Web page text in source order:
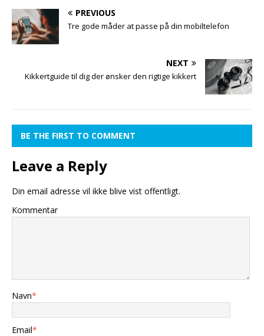
PREVIOUS
Tre gode måder at passe på din mobiltelefon
NEXT
Kikkertguide til dig der ønsker den rigtige kikkert
BE THE FIRST TO COMMENT
Leave a Reply
Din email adresse vil ikke blive vist offentligt.
Kommentar
Navn*
Email*